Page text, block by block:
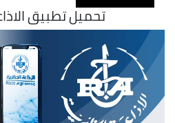
تحميل تطبيق